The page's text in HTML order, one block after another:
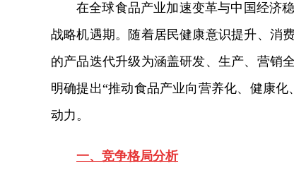
在全球食品产业加速变革与中国经济
战略机遇期。随着居民健康意识提升、消
的产品迭代升级为涵盖研发、生产、营销
明确提出“推动食品产业向营养化、健康
动力。
一、竞争格局分析